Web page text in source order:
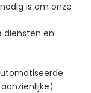
is om onze
diensten en